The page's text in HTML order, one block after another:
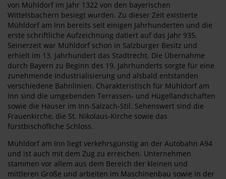
von Mühldorf im Jahr 1322 von den bayerischen
Wittelsbachern besiegt wurden. Zu dieser Zeit existierte
Mühldorf am Inn bereits seit einigen Jahrhunderten und die
erste schriftliche Aufzeichnung datiert auf das Jahr 935.
Seinerzeit war Mühldorf schon in Salzburger Besitz und
erhielt im 13. Jahrhundert das Stadtrecht. Die Übernahme
durch Bayern zu Beginn des 19. Jahrhunderts sorgte für eine
zunehmende Industrialisierung und alsbald entstanden
verschiedene Bahnlinien. Charakteristisch für Mühldorf am
Inn sind die umgebenden Terrassen- und Hügellandschaften
sowie die Häuser im Inn-Salzach-Stil. Sehenswert sind die
Frauenkirche, die St. Nikolaus-Kirche sowie das
fürstbischöfliche Schloss.
Mühldorf am Inn liegt verkehrsgünstig an der Autobahn A94
und ist auch mit dem Zug zu erreichen. Unternehmen
stammen vor allem aus dem Bereich der kleinen und
mittleren Größe und arbeiten im Maschinenbau sowie in der